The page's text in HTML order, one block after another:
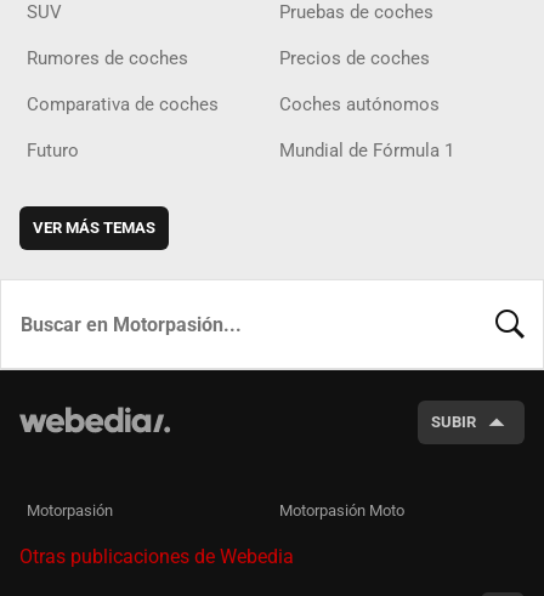
SUV Pruebas de coches
Rumores de coches Precios de coches
Comparativa de coches Coches autónomos
Futuro Mundial de Fórmula 1
VER MÁS TEMAS
SUBIR
Motorpasión Motorpasión Moto
Otras publicaciones de Webedia